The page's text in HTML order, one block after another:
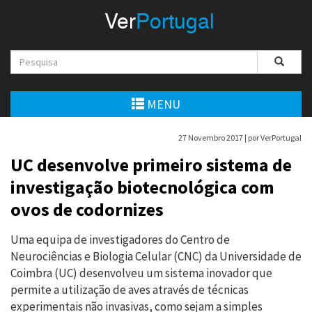
Empreendedorismo
Comércio e Indústria
Construção e Imobiliário
Cultura e Educação
Economia
Gastronomia
VerPortugal
MENU
27 Novembro 2017 | por VerPortugal
UC desenvolve primeiro sistema de
investigação biotecnológica com
ovos de codornizes
Uma equipa de investigadores do Centro de
Neurociências e Biologia Celular (CNC) da Universidade de
Coimbra (UC) desenvolveu um sistema inovador que
permite a utilização de aves através de técnicas
experimentais não invasivas, como sejam a simples